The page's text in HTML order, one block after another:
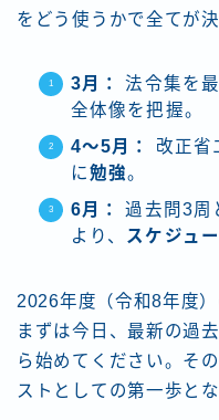
をどう使うかで全てが決
3月：
法令集を
全体像を把握。
4〜5月：
改正省
に勉強。
6月：
過去問3周
より、 スケジュ
2026年度（令和8年度
まずは今日、最新の過
ら始めてください。そ
ストとしての第一歩とな